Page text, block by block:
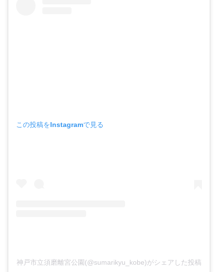
この投稿をInstagramで見る
神戸市立須磨離宮公園(@sumarikyu_kobe)がシェアした投稿